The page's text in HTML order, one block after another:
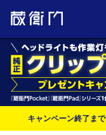
キャンペーン終了まで